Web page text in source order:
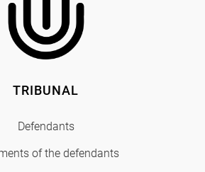
TRIBUNAL
Defendants
of the defendants